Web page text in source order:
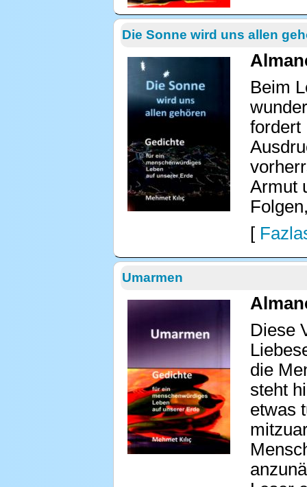
Die Sonne wird uns allen
Beim
fordert
Armut
[
Umarmen
Diese
die
steht
etwas